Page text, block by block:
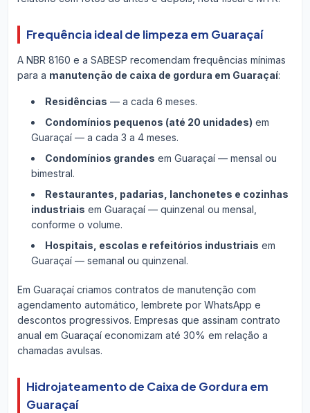
Frequência ideal de limpeza em Guaraçaí
A NBR 8160 e a SABESP recomendam frequências mínimas
para a manutenção de caixa de gordura em Guaraçaí:
Residências — a cada 6 meses.
Condomínios pequenos (até 20 unidades) em
Guaraçaí — a cada 3 a 4 meses.
Condomínios grandes em Guaraçaí — mensal ou
bimestral.
Restaurantes, padarias, lanchonetes e cozinhas
industriais em Guaraçaí — quinzenal ou mensal,
conforme o volume.
Hospitais, escolas e refeitórios industriais em
Guaraçaí — semanal ou quinzenal.
Em Guaraçaí criamos contratos de manutenção com
agendamento automático, lembrete por WhatsApp e
descontos progressivos. Empresas que assinam contrato
anual em Guaraçaí economizam até 30% em relação a
chamadas avulsas.
Hidrojateamento de Caixa de Gordura em
Guaraçaí